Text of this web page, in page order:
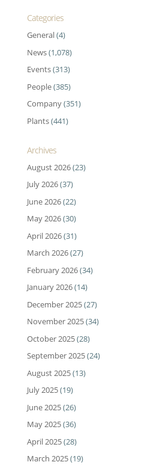
Categories
General(4)
News(1,078)
Events(313)
People(385)
Company(351)
Plants(441)
Archives
August 2026(23)
July 2026(37)
June 2026(22)
May 2026(30)
April 2026(31)
March 2026(27)
February 2026(34)
January 2026(14)
December 2025(27)
November 2025(34)
October 2025(28)
September 2025(24)
August 2025(13)
July 2025(19)
June 2025(26)
May 2025(36)
April 2025(28)
March 2025(19)